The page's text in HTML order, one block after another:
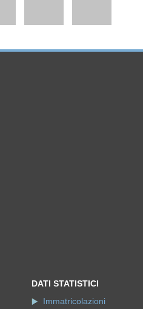
DATI STATISTICI
Immatricolazioni